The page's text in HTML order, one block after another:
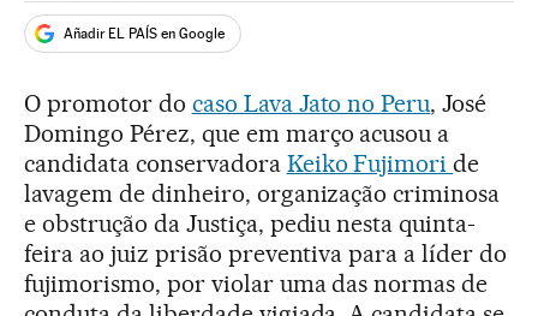
Añadir EL PAÍS en Google
O promotor do caso Lava Jato no Peru, José
Domingo Pérez, que em março acusou a
candidata conservadora Keiko Fujimoride
lavagem de dinheiro, organização criminosa
e obstrução da Justiça, pediu nesta quinta-
feira ao juiz prisão preventiva para a líder do
fujimorismo, por violar uma das normas de